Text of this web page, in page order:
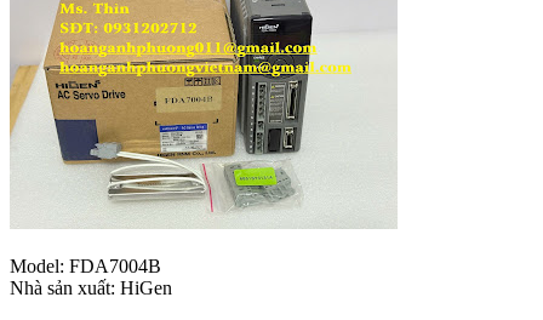
Model: FDA7004B
Nhà sản xuất: HiGen